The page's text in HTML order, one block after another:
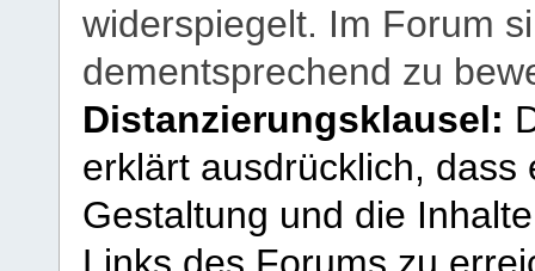
widerspiegelt. Im Forum
dementsprechend zu
Distanzierungsklausel:
erklärt ausdrücklich,
Gestaltung und die
Links des Forums zu